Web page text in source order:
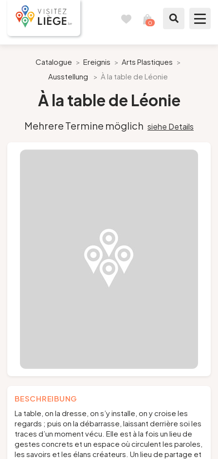
0
Wie ein Bürger von Lüttich
Meinen Aufenthalt vorbereiten
Folgen Sie uns
Gruppen und Reiseveranstalter
Catalogue > Ereignis > Arts Plastiques >
Ausstellung
> À la table de Léonie
À la table de Léonie
Mehrere Termine möglich siehe Details
BESCHREIBUNG
La table, on la dresse, on s’y installe, on y croise les
regards ; puis on la débarrasse, laissant derrière soi les
traces d’un moment vécu. Elle est à la fois un lieu de
gestes concrets et un espace où circulent les paroles,
les savoirs et les élans créateurs. Un lieu de partage et